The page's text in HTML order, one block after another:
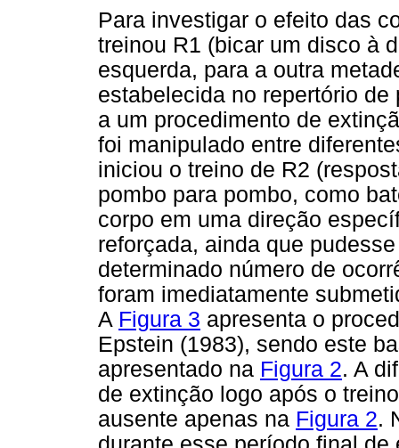
Para investigar o efeito das
treinou R1 (bicar um disco à
esquerda, para a outra
estabelecida no repertório
a um procedimento de
foi manipulado entre
iniciou o treino de R2
pombo para pombo, como
corpo em uma direção
reforçada, ainda que
determinado número de
foram imediatamente
A Figura 3 apresenta o
Epstein (1983), sendo este
apresentado na Figura 2. A
de extinção logo após o
ausente apenas na Figura 2.